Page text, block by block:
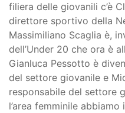
filiera delle giovanili c’è
direttore sportivo della
Massimiliano Scaglia è,
dell’Under 20 che ora è
Gianluca Pessotto è
del settore giovanile e
responsabile del settore
l’area femminile